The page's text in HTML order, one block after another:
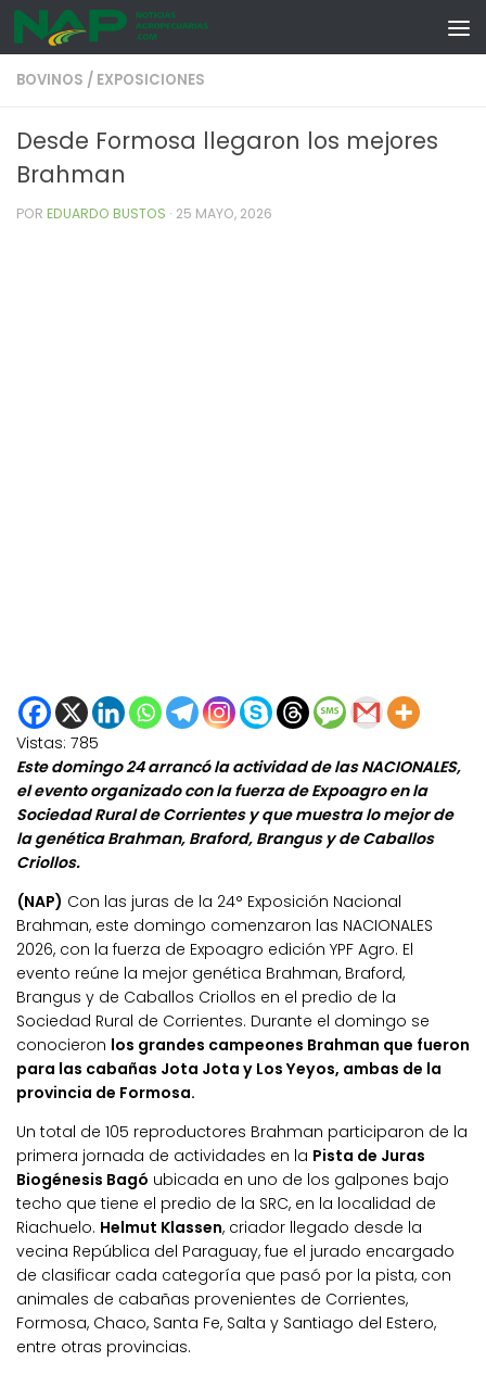
Skip to content
BOVINOS / EXPOSICIONES
Desde Formosa llegaron los mejores
Brahman
POR EDUARDO BUSTOS · 25 MAYO, 2026
Vistas: 785
Este domingo 24 arrancó la actividad de las NACIONALES,
el evento organizado con la fuerza de Expoagro en la
Sociedad Rural de Corrientes y que muestra lo mejor de
la genética Brahman, Braford, Brangus y de Caballos
Criollos.
(NAP) Con las juras de la 24° Exposición Nacional
Brahman, este domingo comenzaron las NACIONALES
2026, con la fuerza de Expoagro edición YPF Agro. El
evento reúne la mejor genética Brahman, Braford,
Brangus y de Caballos Criollos en el predio de la
Sociedad Rural de Corrientes. Durante el domingo se
conocieron los grandes campeones Brahman que fueron
para las cabañas Jota Jota y Los Yeyos, ambas de la
provincia de Formosa.
Un total de 105 reproductores Brahman participaron de la
primera jornada de actividades en la Pista de Juras
Biogénesis Bagó ubicada en uno de los galpones bajo
techo que tiene el predio de la SRC, en la localidad de
Riachuelo. Helmut Klassen, criador llegado desde la
vecina República del Paraguay, fue el jurado encargado
de clasificar cada categoría que pasó por la pista, con
animales de cabañas provenientes de Corrientes,
Formosa, Chaco, Santa Fe, Salta y Santiago del Estero,
entre otras provincias.